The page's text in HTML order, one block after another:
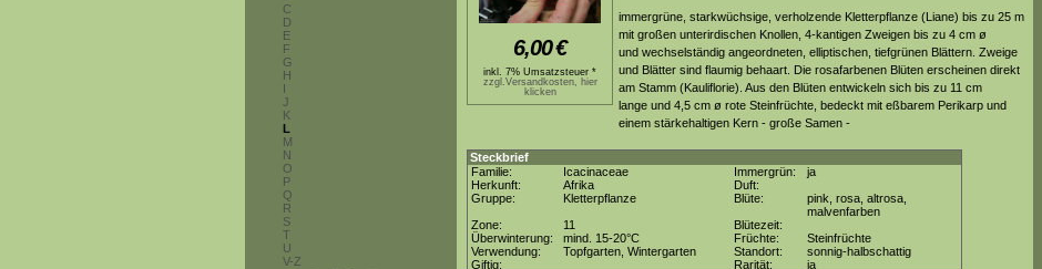
C
D
E
F
G
H
I
J
K
L
M
N
O
P
Q
R
S
T
U
V-Z
6,00€
inkl. 7% Umsatzsteuer *
zzgl.Versandkosten, hier
klicken
immergrüne, starkwüchsige, verholzende Kletterpflanze (Liane) bis zu 25 m
mit großen unterirdischen Knollen, 4-kantigen Zweigen bis zu 4 cm ø
und wechselständig angeordneten, elliptischen, tiefgrünen Blättern. Zweige
und Blätter sind flaumig behaart. Die rosafarbenen Blüten erscheinen direkt
am Stamm (Kauliflorie). Aus den Blüten entwickeln sich bis zu 11 cm
lange und 4,5 cm ø rote Steinfrüchte, bedeckt mit eßbarem Perikarp und
einem stärkehaltigen Kern - große Samen -
Steckbrief
Familie:
Icacinaceae Immergrün:
ja
Herkunft:
Afrika
Duft:
Gruppe:
Kletterpflanze Blüte:
pink, rosa, altrosa,
malvenfarben
Zone:
11
Blütezeit:
Überwinterung:
mind. 15-20°C Früchte:
Steinfrüchte
Verwendung:
Topfgarten, Wintergarten Standort:
sonnig-halbschattig
Giftig:
Rarität: ja